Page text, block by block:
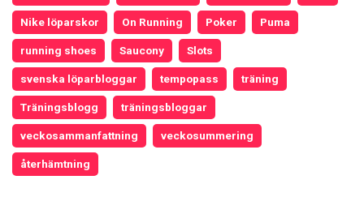
Nike löparskor On Running Poker Puma
running shoes Saucony Slots
svenska löparbloggar tempopass träning
Träningsblogg träningsbloggar
veckosammanfattning veckosummering
återhämtning